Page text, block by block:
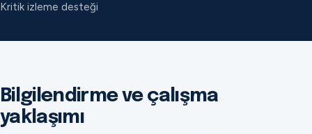
Kritik izleme desteği
Bilgilendirme ve çalışma
yaklaşımı